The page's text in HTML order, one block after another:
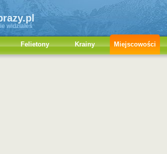
widziałeś
Felietony Krainy Miejscowości